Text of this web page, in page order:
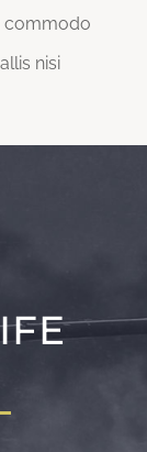
commodo
nisi